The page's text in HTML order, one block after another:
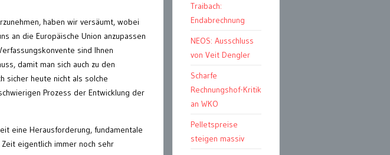
haben wir versäumt, wobei
an die Europäische Union anzupassen
sind Ihnen
damit man sich auch zu den
sicher heute nicht als solche
Prozess der Entwicklung der
eine Herausforderung, fundamentale
eigentlich immer noch sehr
Traibach:
Endabrechnung
NEOS: Ausschluss
von Veit Dengler
Scharfe
Rechnungshof-Kritik
an WKO
Pelletspreise
steigen massiv